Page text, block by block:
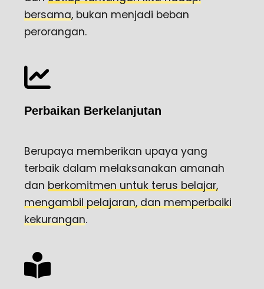
bersama, bukan menjadi beban
perorangan.
Perbaikan Berkelanjutan
Berupaya memberikan upaya yang
terbaik dalam melaksanakan amanah
dan berkomitmen untuk terus belajar,
mengambil pelajaran, dan memperbaiki
kekurangan.